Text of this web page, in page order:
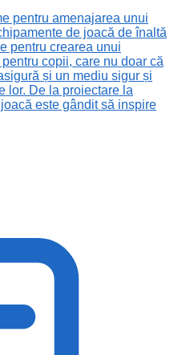
pentru amenajarea unui
de joacă de înaltă
pentru crearea unui
copii, care nu doar că
și un mediu sigur și
lor. De la proiectare la
este gândit să inspire